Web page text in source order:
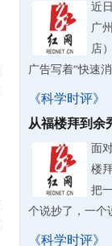
近
广
店
广告写着“快速
《科学时评》
从福楼拜到余
面
楼
把
个说抄了，一个
《科学时评》